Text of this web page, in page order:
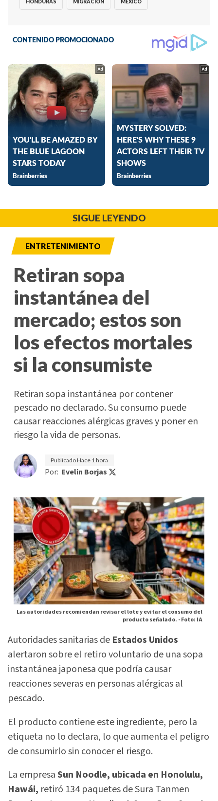
HONDURAS MIGRACIÓN MÉXICO
SIGUE LEYENDO
ENTRETENIMIENTO
Retiran sopa
instantánea del
mercado; estos son
los efectos mortales
si la consumiste
Retiran sopa instantánea por contener
pescado no declarado. Su consumo puede
causar reacciones alérgicas graves y poner en
riesgo la vida de personas.
PublicadoHace 1 hora
Por: Evelin Borjas
Las autoridades recomiendan revisar el lote y evitar el consumo del
producto señalado. -Foto: IA
Autoridades sanitarias de Estados Unidos
alertaron sobre el retiro voluntario de una sopa
instantánea japonesa que podría causar
reacciones severas en personas alérgicas al
pescado.
El producto contiene este ingrediente, pero la
etiqueta no lo declara, lo que aumenta el peligro
de consumirlo sin conocer el riesgo.
La empresaSun Noodle, ubicada en Honolulu,
Hawái, retiró 134 paquetes de Sura Tanmen